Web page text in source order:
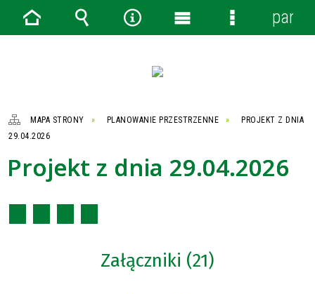
MAPA STRONY PLANOWANIE PRZESTRZENNE
PROJEKT Z DNIA
29.04.2026
Projekt z dnia 29.04.2026
Załączniki (21)
Strona Wyszukiwarka
NarzędziaMenu
Menu
panel